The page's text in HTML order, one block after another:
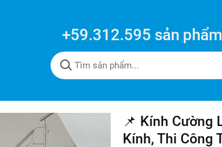
+59.312.595 sản
📌 Kính Cường
Kính, Thi Công